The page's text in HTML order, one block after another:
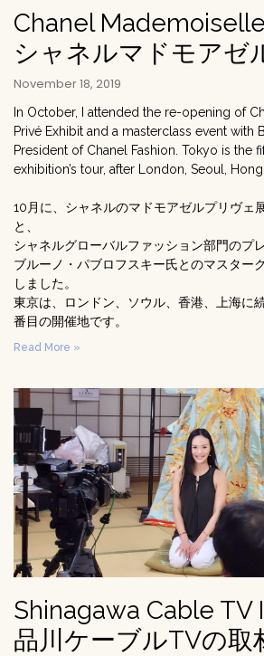
Chanel
シャネルマドモアゼ
November 18, 2019
In October, I attended the re-opening of
Privé Exhibit and a masterclass event with
President of Chanel Fashion. Tokyo is the
exhibition’s tour, after London, Seoul,
10月に、シャネルのマドモアゼルプリヴェ
と、
シャネルグローバルファッション部門のプ
ブルーノ・パブロフスキー氏とのマスター
しました。
東京は、ロンドン、ソウル、香港、上海に
番目の開催地です。
Read More »
Shinagawa Cable TV
品川ケーブルTVの取